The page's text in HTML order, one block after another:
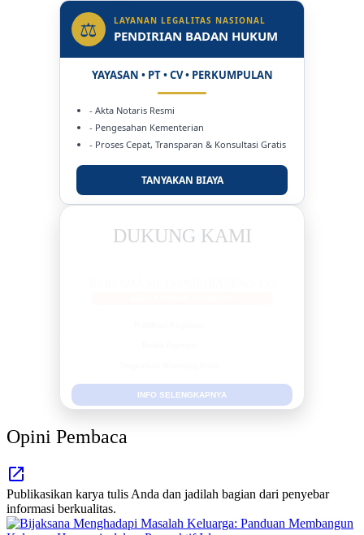
⚖ LAYANAN LEGALITAS NASIONAL
PENDIRIAN BADAN HUKUM
YAYASAN • PT • CV • PERKUMPULAN
- Akta Notaris Resmi
- Pengesahan Kementerian
- Proses Cepat, Transparan & Konsultasi Gratis
TANYAKAN BIAYA
DUKUNG KAMI
INFO SELENGKAPNYA
Opini Pembaca
Publikasikan karya tulis Anda dan jadilah bagian dari penyebar
informasi berkualitas.